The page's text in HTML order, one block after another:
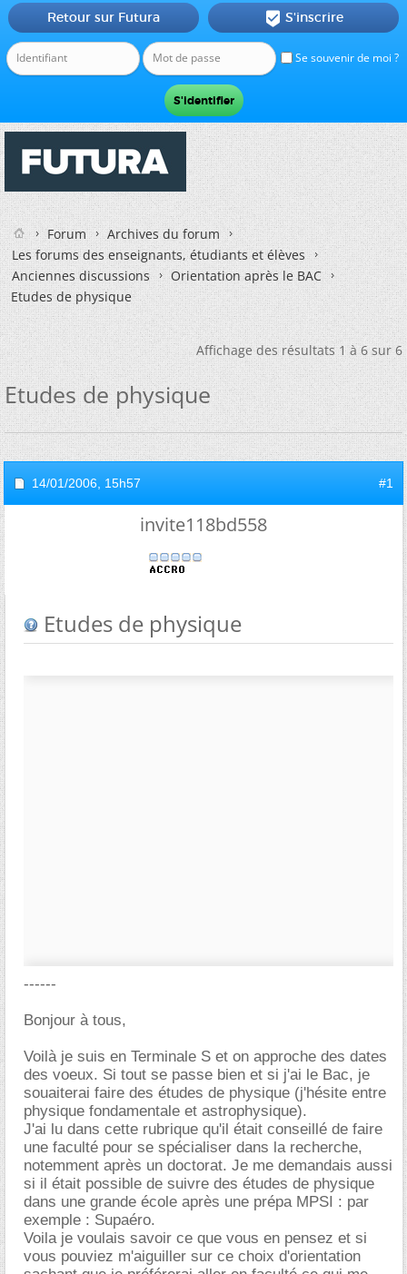
Se souvenir de moi ?
Retour sur Futura  S'inscrire
Forum
Archives du forum
Les forums des enseignants, étudiants et élèves
Anciennes discussions
Orientation après le BAC
Etudes de physique
Affichage des résultats 1 à 6 sur 6
Etudes de physique
14/01/2006, 15h57 #1
invite118bd558
Etudes de physique
------
Bonjour à tous,
Voilà je suis en Terminale S et on approche des dates
des voeux. Si tout se passe bien et si j'ai le Bac, je
souaiterai faire des études de physique (j'hésite entre
physique fondamentale et astrophysique).
J'ai lu dans cette rubrique qu'il était conseillé de faire
une faculté pour se spécialiser dans la recherche,
notemment après un doctorat. Je me demandais aussi
si il était possible de suivre des études de physique
dans une grande école après une prépa MPSI : par
exemple : Supaéro.
Voila je voulais savoir ce que vous en pensez et si
vous pouviez m'aiguiller sur ce choix d'orientation